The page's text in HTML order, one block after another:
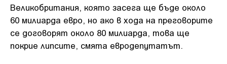
Великобритания, която засега ще бъде около
60 милиарда евро, но ако в хода на преговорите
се договорят около 80 милиарда, това ще
покрие липсите, смята евродепутатът.